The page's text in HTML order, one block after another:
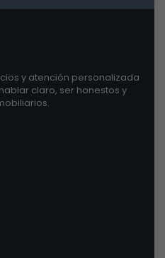
y atención personalizada
claro, ser honestos y